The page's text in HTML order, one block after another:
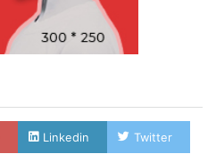
Linkedin Twitter